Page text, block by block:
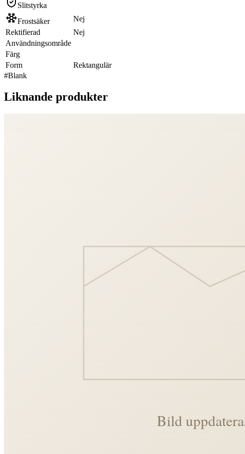
Slitstyrka
Frostsäker
Nej
Rektifierad
Nej
Användningsområde
Färg
Form
Rektangulär
#Blank
Liknande produkter